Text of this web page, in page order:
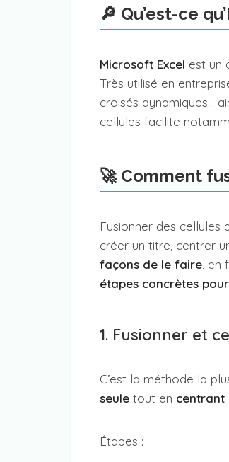
🔎 Qu’est-ce
Microsoft Excel est un
Très utilisé en
croisés dynamiques…
cellules facilite
🚀 Comment
Fusionner des cellules
créer un titre, centrer
façons de le faire ,
étapes concrètes
1. Fusionner et
C’est la méthode la
seule tout en centrant
Étapes :